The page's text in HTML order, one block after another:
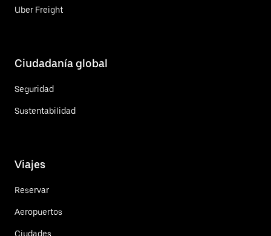
Uber Freight
Ciudadanía global
Seguridad
Sustentabilidad
Viajes
Reservar
Aeropuertos
Ciudades